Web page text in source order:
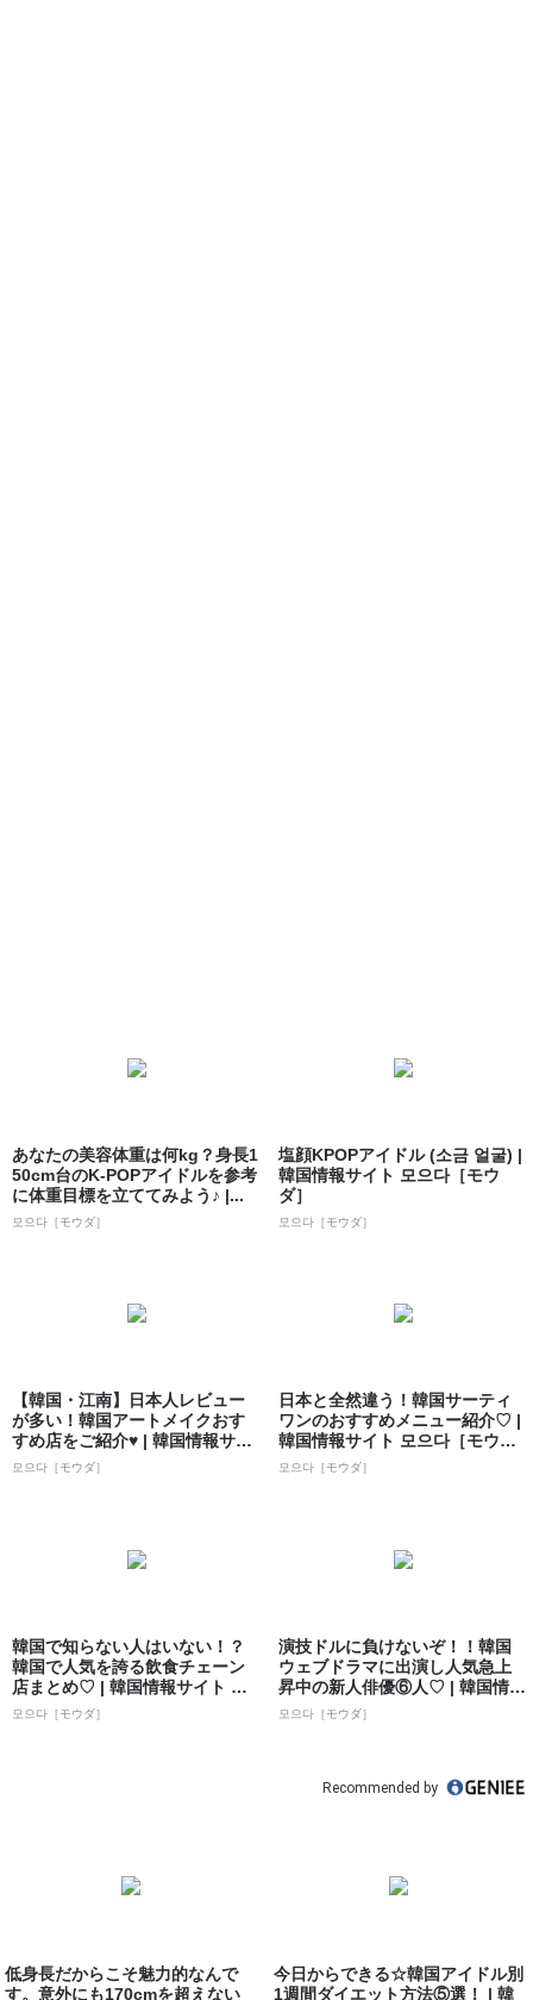
あなたの美容体重は何kg？身長1
50cm台のK-POPアイドルを参考
に体重目標を立ててみよう♪ |...
모으다［モウダ］
塩顔KPOPアイドル (소금 얼굴) |
韓国情報サイト 모으다［モウ
ダ］
모으다［モウダ］
【韓国・江南】日本人レビュー
が多い！韓国アートメイクおす
すめ店をご紹介♥ | 韓国情報サイ
ト 모으...
모으다［モウダ］
日本と全然違う！韓国サーティ
ワンのおすすめメニュー紹介♡ |
韓国情報サイト 모으다［モウ
ダ］
모으다［モウダ］
韓国で知らない人はいない！？
韓国で人気を誇る飲食チェーン
店まとめ♡ | 韓国情報サイト 모
으다［モ...
모으다［モウダ］
演技ドルに負けないぞ！！韓国
ウェブドラマに出演し人気急上
昇中の新人俳優⑥人♡ | 韓国情報
サイト ...
모으다［モウダ］
Recommended by
低身長だからこそ魅力的なんで
す。意外にも170cmを超えない
今日からできる☆韓国アイドル別
1週間ダイエット方法⑤選！ | 韓